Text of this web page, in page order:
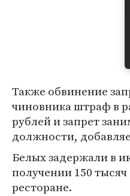
Также обвинение
чиновника штраф в
рублей и запрет
должности,
Белых задержали в
получении 150
ресторане.